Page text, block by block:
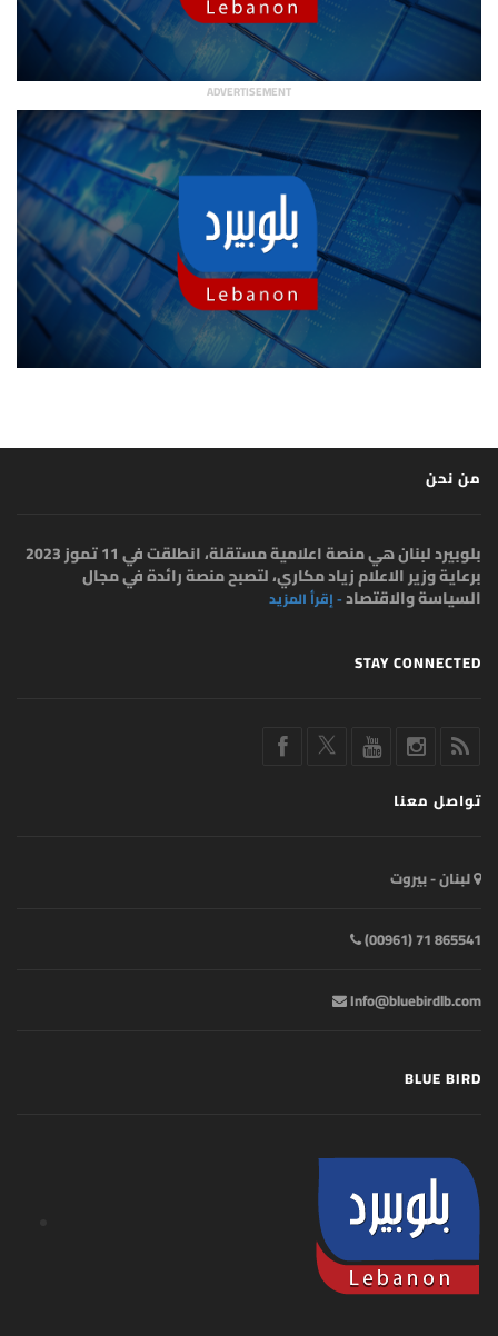
ADVERTISEMENT
من نحن
بلوبيرد لبنان هي منصة اعلامية مستقلة، انطلقت في 11 تموز 2023
برعاية وزير الاعلام زياد مكاري، لتصبح منصة رائدة في مجال
السياسة والاقتصاد- إقرأ المزيد
STAY CONNECTED
تواصل معنا
لبنان - بيروت
865541 71 (00961)
Info@bluebirdlb.com
BLUE BIRD